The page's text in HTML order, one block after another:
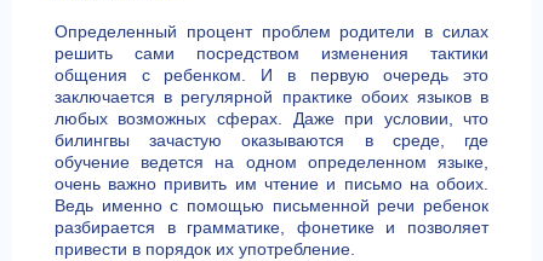
Определенный процент проблем родители в силах
решить сами посредством изменения тактики
общения с ребенком. И в первую очередь это
заключается в регулярной практике обоих языков в
любых возможных сферах. Даже при условии, что
билингвы зачастую оказываются в среде, где
обучение ведется на одном определенном языке,
очень важно привить им чтение и письмо на обоих.
Ведь именно с помощью письменной речи ребенок
разбирается в грамматике, фонетике и позволяет
привести в порядок их употребление.